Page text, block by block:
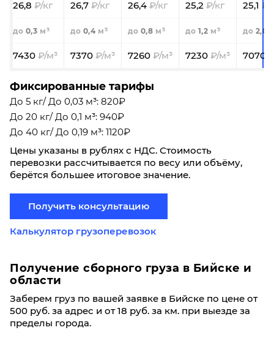
26,8 26,7 26,4 25,2 25,1
0,3 0,4 0,8 1,2 2,0
7430 7370 7260 7230 7070
Фиксированные тарифы
До 5 кг/ До 0,03 м³: 820₽
До 20 кг/ До 0,1 м³: 940₽
До 40 кг/ До 0,19 м³: 1120₽
Цены указаны в рублях с НДС. Стоимость
перевозки рассчитывается по весу или объёму,
берётся большее итоговое значение.
Получить консультацию
Калькулятор грузоперевозок
Получение сборного груза в Бийске и
области
Заберем груз по вашей заявке в Бийске по цене от
500 руб. за адрес и от 18 руб. за км. при выезде за
пределы города.